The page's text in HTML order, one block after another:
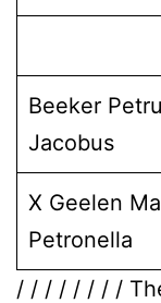
Beeker
Jacobus
X Geelen
Petronella
/ / / / / / / /